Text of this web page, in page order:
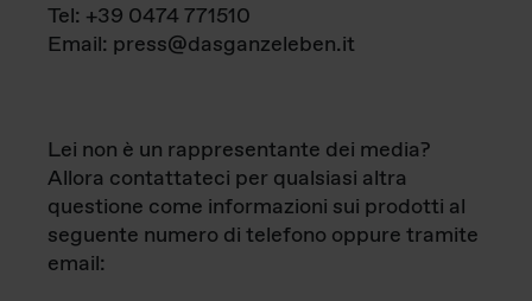
Tel: +39 0474 771510
Email: press@dasganzeleben.it
Lei non è un rappresentante dei media?
Allora contattateci per qualsiasi altra
questione come informazioni sui prodotti al
seguente numero di telefono oppure tramite
email: